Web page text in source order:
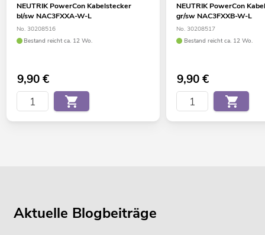
NEUTRIK PowerCon Kabelstecker
bl/sw NAC3FXXA-W-L
No. 30208516
Bestand reicht ca. 12 Wo.
9,90€
NEUTRIK PowerCon
gr/sw NAC3FXXB-W-L
No. 30208517
Bestand reicht ca. 12 Wo.
9,90€
Aktuelle Blogbeiträge